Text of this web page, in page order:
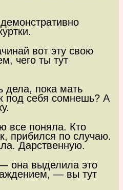
вот эту свою
чего ты тут
дела, пока мать
под себя сомнешь? А
все поняла. Кто
прибился по случаю.
Дарственную.
она выделила это
— вы тут